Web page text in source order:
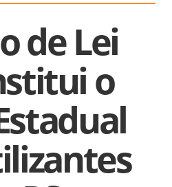
de Lei
o